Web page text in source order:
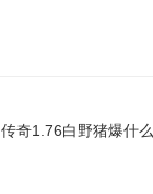
传奇1.76白野猪爆什么